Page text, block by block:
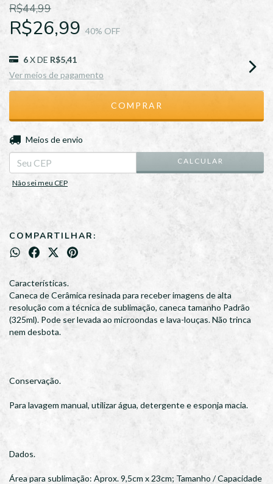
R$44,99
R$26,99 40% OFF
6X DE R$5,41
Ver meios de pagamento
Entregas para o CEP:
Meios de envio
CALCULAR
Não sei meu CEP
COMPARTILHAR:
Características.
Caneca de Cerâmica resinada para receber imagens de alta
resolução com a técnica de sublimação, caneca tamanho Padrão
(325ml). Pode ser levada ao microondas e lava-louças. Não trinca
nem desbota.
Conservação.
Para lavagem manual, utilizar água, detergente e esponja macia.
Dados.
Área para sublimação: Aprox. 9,5cm x 23cm; Tamanho / Capacidade